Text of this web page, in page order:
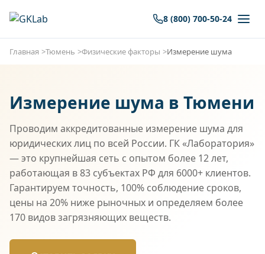
8 (800) 700-50-24
Главная Тюмень Физические факторы Измерение шума
Измерение шума в Тюмени
Проводим аккредитованные измерение шума для
юридических лиц по всей России. ГК «Лаборатория»
— это крупнейшая сеть с опытом более 12 лет,
работающая в 83 субъектах РФ для 6000+ клиентов.
Гарантируем точность, 100% соблюдение сроков,
цены на 20% ниже рыночных и определяем более
170 видов загрязняющих веществ.